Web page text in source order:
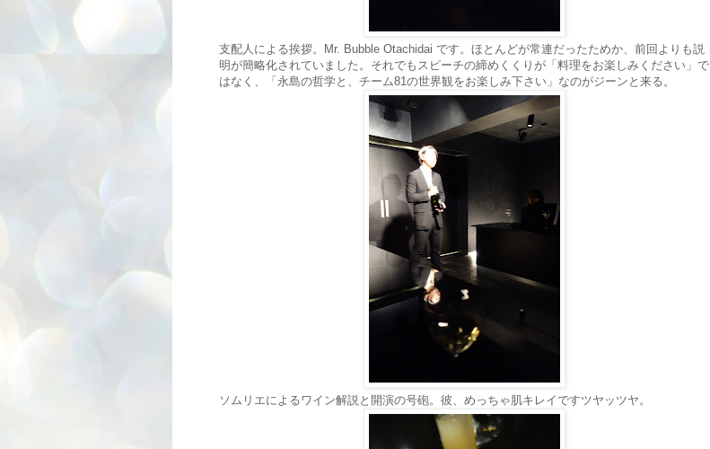
支配人による挨拶。Mr. Bubble Otachidai です。ほとんどが常連だったためか、前回よりも説
明が簡略化されていました。それでもスピーチの締めくくりが「料理をお楽しみください」で
はなく、「永島の哲学と、チーム81の世界観をお楽しみ下さい」なのがジーンと来る。
ソムリエによるワイン解説と開演の号砲。彼、めっちゃ肌キレイですツヤッツヤ。